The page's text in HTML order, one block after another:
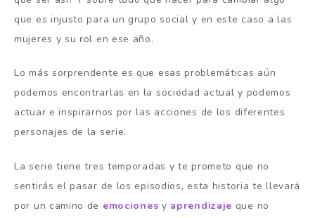
que es injusto para un grupo social y en este caso a las
mujeres y su rol en ese año.
Lo más sorprendente es que esas problemáticas aún
podemos encontrarlas en la sociedad actual y podemos
actuar e inspirarnos por las acciones de los diferentes
personajes de la serie.
La serie tiene tres temporadas y te prometo que no
sentirás el pasar de los episodios, esta historia te llevará
por un camino de emociones y aprendizaje que no